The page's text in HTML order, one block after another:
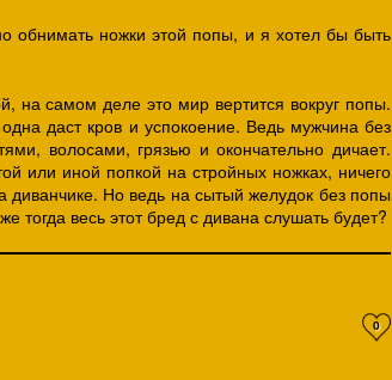
обнимать ножки этой попы, и я хотел бы быть
на самом деле это мир вертится вокруг попы.
даст кров и успокоение. Ведь мужчина без
волосами, грязью и окончательно дичает.
или иной попкой на стройных ножках, ничего
диванчике. Но ведь на сытый желудок без попы
тогда весь этот бред с дивана слушать будет?
0